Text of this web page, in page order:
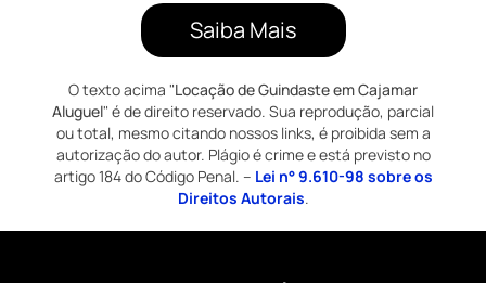
Saiba Mais
O texto acima "Locação de Guindaste em Cajamar
Aluguel" é de direito reservado. Sua reprodução, parcial
ou total, mesmo citando nossos links, é proibida sem a
autorização do autor. Plágio é crime e está previsto no
artigo 184 do Código Penal. – Lei n° 9.610-98 sobre os
Direitos Autorais.